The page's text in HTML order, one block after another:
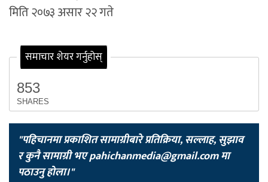
मिति २०७३ असार २२ गते
समाचार शेयर गर्नुहोस्
853
SHARES
"पहिचानमा प्रकाशित सामाग्रीबारे प्रतिक्रिया, सल्लाह, सुझाव
र कुनै सामाग्री भएpahichanmedia@gmail.comमा
पठाउनु होला।"